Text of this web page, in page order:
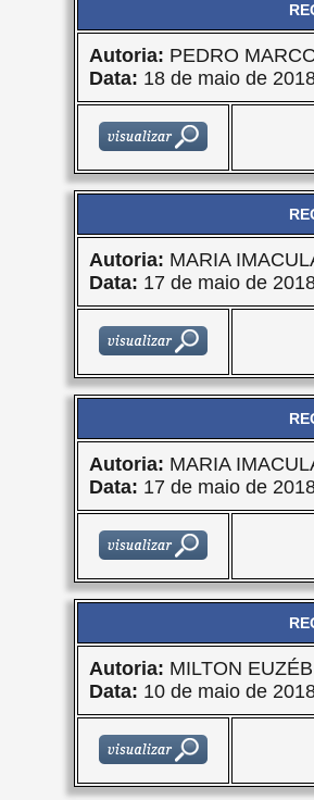
Autoria: PEDRO
Data: 18 de maio de
Autoria: MARIA
Data: 17 de maio de
Autoria: MARIA
Data: 17 de maio de
Autoria: MILTON
Data: 10 de maio de